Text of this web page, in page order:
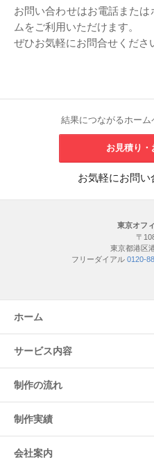
お問い合わせはお電話また
ムをご利用いただけます。
ぜひお気軽にお問合せくださ
結果につながるホーム
お見積り・
お気軽にお問い
東京オフ
〒
東京都港区
フリーダイアル 0120-
ホーム
サービス内容
制作の流れ
制作実績
会社案内